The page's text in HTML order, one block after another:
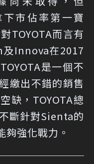
下市佔率第一寶
TOYOTA而言有
Innova在2017
是一個不
繳出不錯的銷售
缺，TOYOTA總
斷針對Sienta的
夠強化戰力。